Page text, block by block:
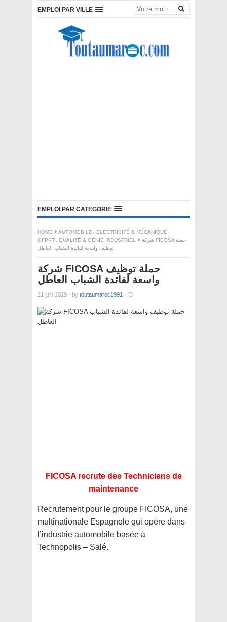
EMPLOI PAR VILLE
EMPLOI PAR CATEGORIE
HOME AUTOMOBILE , ELECTRICITÉ & MÉCANIQUE ,
OFPPT , QUALITÉ & GÉNIE INDUSTRIEL
شركة FICOSA حملة
توظيف واسعة لفائدة الشباب العاطل
شركة FICOSA حملة توظيف
واسعة لفائدة الشباب العاطل
21 juin 2019 · by toutaumaroc1991 ·
FICOSA recrute des Techniciens de
maintenance
Recrutement pour le groupe FICOSA, une
multinationale Espagnole qui opère dans
l’industrie automobile basée à
Technopolis – Salé.